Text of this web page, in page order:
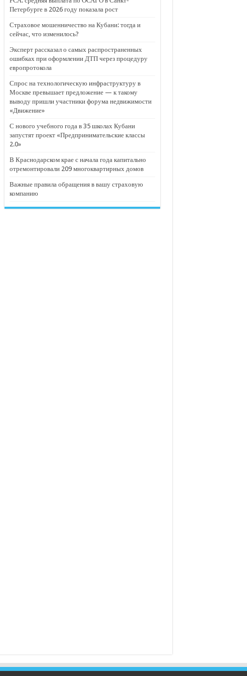
Петербурге в 2026 году показала рост
Страховое мошенничество на Кубани: тогда и
сейчас, что изменилось?
Эксперт рассказал о самых распространенных
ошибках при оформлении ДТП через процедуру
европротокола
Спрос на технологическую инфраструктуру в
Москве превышает предложение — к такому
выводу пришли участники форума недвижимости
«Движение»
С нового учебного года в 35 школах Кубани
запустят проект «Предпринимательские классы
2.0»
В Краснодарском крае с начала года капитально
отремонтировали 209 многоквартирных домов
Важные правила обращения в вашу страховую
компанию